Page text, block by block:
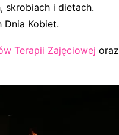
skrobiach i dietach.
Kobiet.
Terapii Zajęciowej oraz